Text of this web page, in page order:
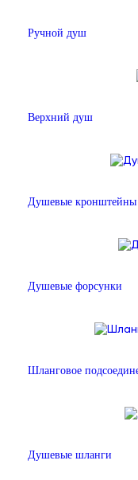
Ручной душ
Верхний душ
Душевые кронштейны
Душевые форсунки
Шланговое
Душевые шланги